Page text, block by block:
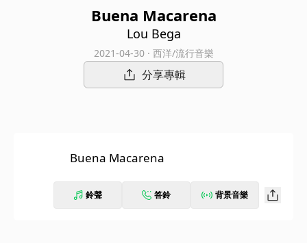
Buena Macarena
Lou Bega
2021-04-30 · 西洋/流行音樂
分享專輯
Buena Macarena
鈴聲 答鈴 背景音樂